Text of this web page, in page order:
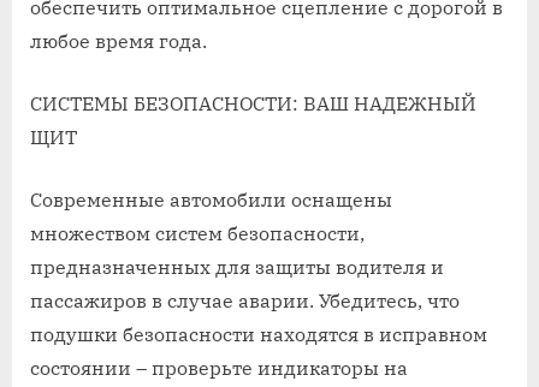
обеспечить оптимальное сцепление с дорогой в
любое время года.
СИСТЕМЫ БЕЗОПАСНОСТИ: ВАШ НАДЕЖНЫЙ
ЩИТ
Современные автомобили оснащены
множеством систем безопасности,
предназначенных для защиты водителя и
пассажиров в случае аварии. Убедитесь, что
подушки безопасности находятся в исправном
состоянии – проверьте индикаторы на